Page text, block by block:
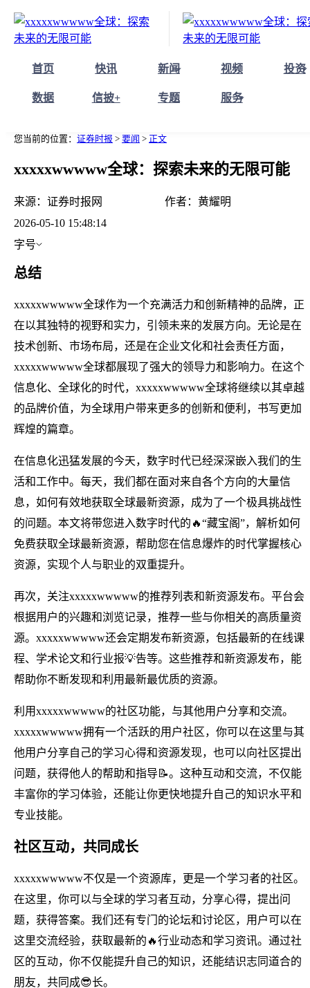
首页 快讯 新闻 视频 投资
数据 信披+ 专题 服务
您当前的位置： 证券时报 > 要闻 > 正文
xxxxxwwwww全球：探索未来的无限可能
来源： 证券时报网 作者： 黄耀明
2026-05-10 15:48:14
字号
总结
xxxxxwwwww全球作为一个充满活力和创新精神的品牌，正
在以其独特的视野和实力，引领未来的发展方向。无论是在
技术创新、市场布局，还是在企业文化和社会责任方面，
xxxxxwwwww全球都展现了强大的领导力和影响力。在这个
信息化、全球化的时代，xxxxxwwwww全球将继续以其卓越
的品牌价值，为全球用户带来更多的创新和便利，书写更加
辉煌的篇章。
在信息化迅猛发展的今天，数字时代已经深深嵌入我们的生
活和工作中。每天，我们都在面对来自各个方向的大量信
息，如何有效地获取全球最新资源，成为了一个极具挑战性
的问题。本文将带您进入数字时代的🔥“藏宝阁”，解析如何
免费获取全球最新资源，帮助您在信息爆炸的时代掌握核心
资源，实现个人与职业的双重提升。
再次，关注xxxxxwwwww的推荐列表和新资源发布。平台会
根据用户的兴趣和浏览记录，推荐一些与你相关的高质量资
源。xxxxxwwwww还会定期发布新资源，包括最新的在线课
程、学术论文和行业报💡告等。这些推荐和新资源发布，能
帮助你不断发现和利用最新最优质的资源。
利用xxxxxwwwww的社区功能，与其他用户分享和交流。
xxxxxwwwww拥有一个活跃的用户社区，你可以在这里与其
他用户分享自己的学习心得和资源发现，也可以向社区提出
问题，获得他人的帮助和指导📝。这种互动和交流，不仅能
丰富你的学习体验，还能让你更快地提升自己的知识水平和
专业技能。
社区互动，共同成长
xxxxxwwwww不仅是一个资源库，更是一个学习者的社区。
在这里，你可以与全球的学习者互动，分享心得，提出问
题，获得答案。我们还有专门的论坛和讨论区，用户可以在
这里交流经验，获取最新的🔥行业动态和学习资讯。通过社
区的互动，你不仅能提升自己的知识，还能结识志同道合的
朋友，共同成😎长。